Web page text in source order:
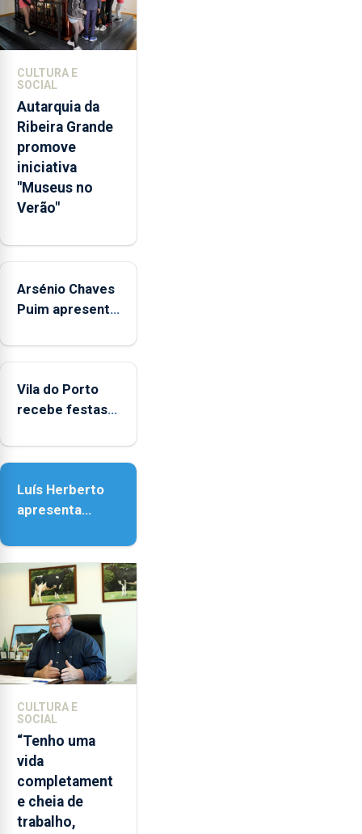
da
promoção
de
pessoais,
emocionais
e
sociais
junto
das
crianças
CULTURA E
SOCIAL
Autarquia da
Ribeira Grande
promove
iniciativa
"Museus no
Verão"
Arsénio Chaves
Puim apresenta
Biblioteca de
Vila do Porto
recebe festas
Nossa Senhora
Luís Herberto
apresenta
Paisagem’
CULTURA E
SOCIAL
“Tenho uma
vida
completament
e cheia de
trabalho,